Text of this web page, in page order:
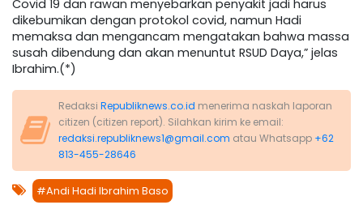
Covid 19 dan rawan menyebarkan penyakit jadi harus
dikebumikan dengan protokol covid, namun Hadi
memaksa dan mengancam mengatakan bahwa massa
susah dibendung dan akan menuntut RSUD Daya,” jelas
Ibrahim.(*)
Redaksi Republiknews.co.id menerima naskah laporan
citizen (citizen report). Silahkan kirim ke email:
redaksi.republiknews1@gmail.com atau Whatsapp +62
813-455-28646
#Andi Hadi Ibrahim Baso